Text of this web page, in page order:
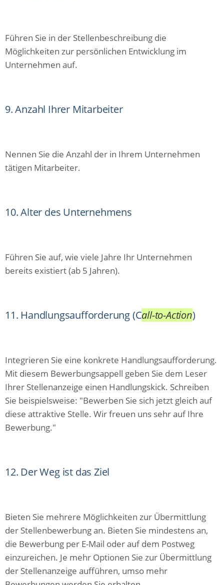
Führen Sie in der Stellenbeschreibung die
Möglichkeiten zur persönlichen Entwicklung im
Unternehmen auf.
9. Anzahl Ihrer Mitarbeiter
Nennen Sie die Anzahl der in Ihrem Unternehmen
tätigen Mitarbeiter.
10. Alter des Unternehmens
Führen Sie auf, wie viele Jahre Ihr Unternehmen
bereits existiert (ab 5 Jahren).
11. Handlungsaufforderung (Call-to-Action)
Integrieren Sie eine konkrete Handlungsaufforderung.
Mit diesem Bewerbungsappell geben Sie dem Leser
Ihrer Stellenanzeige einen Handlungskick. Schreiben
Sie beispielsweise: "Bewerben Sie sich jetzt gleich auf
diese attraktive Stelle. Wir freuen uns sehr auf Ihre
Bewerbung."
12. Der Weg ist das Ziel
Bieten Sie mehrere Möglichkeiten zur Übermittlung
der Stellenbewerbung an. Bieten Sie mindestens an,
die Bewerbung per E-Mail oder auf dem Postweg
einzureichen. Je mehr Optionen Sie zur Übermittlung
der Stellenanzeige aufführen, umso mehr